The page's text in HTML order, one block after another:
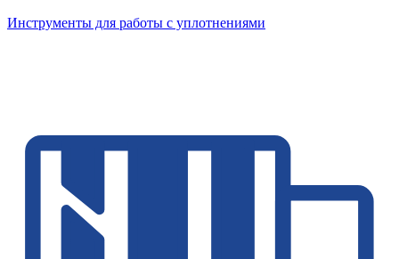
Инструменты для работы с уплотнениями